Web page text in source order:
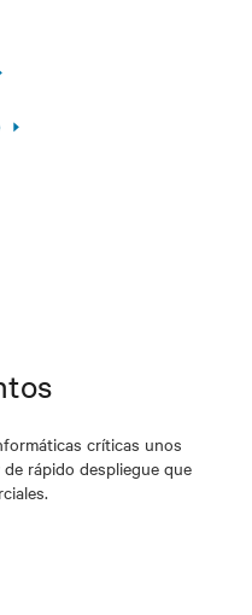
críticas unos
rápido despliegue que